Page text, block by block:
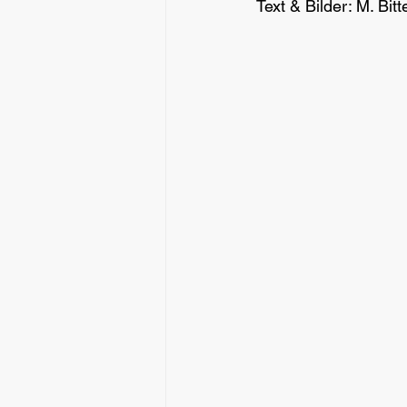
Text & Bilder: M.